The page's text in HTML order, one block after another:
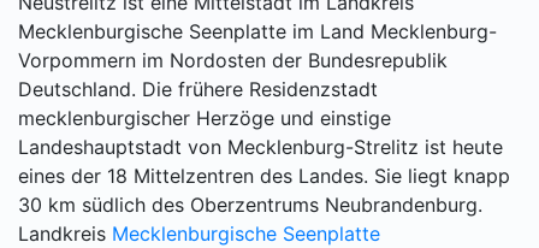
Mecklenburgische Seenplatte im Land Mecklenburg-
Vorpommern im Nordosten der Bundesrepublik
Deutschland. Die frühere Residenzstadt
mecklenburgischer Herzöge und einstige
Landeshauptstadt von Mecklenburg-Strelitz ist heute
eines der 18 Mittelzentren des Landes. Sie liegt knapp
30 km südlich des Oberzentrums Neubrandenburg.
Landkreis Mecklenburgische Seenplatte